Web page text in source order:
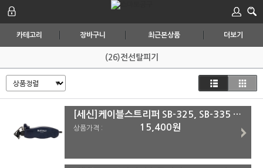
카테고리 장바구니 최근본상품 더보기
(26)전선탈피기
[세신]케이블스트리퍼 SB-325, SB-335 SB-335
상품가격 : 15,400원